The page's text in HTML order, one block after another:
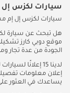
سيارات لكزس إل
سيارات لكزس إل إم
هل تبحث عن سيارة
موقع دوبي كارز
الجودة من عدة تجار
لدينا 15 إعلانًا لسيارات لكزس إل إم بأسعار تبدأ من
إعلان معلومات
يساعدك في العثور